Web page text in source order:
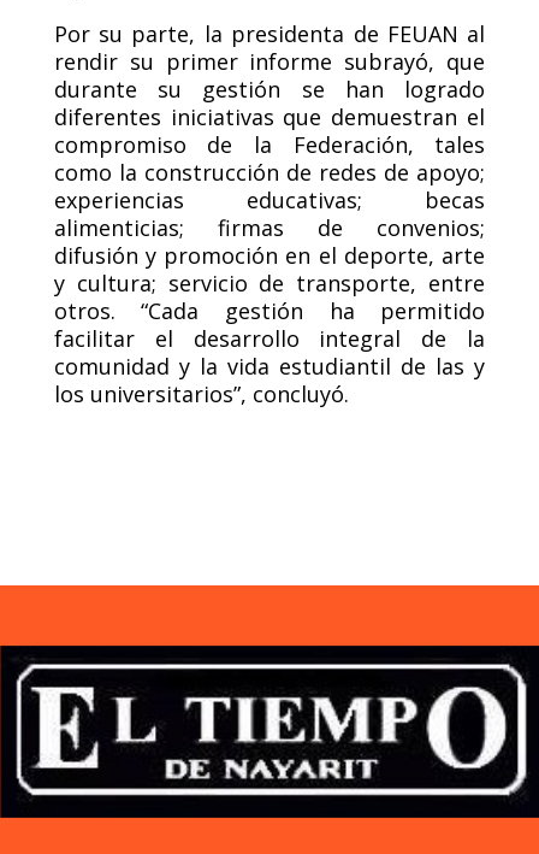
Por su parte, la presidenta de FEUAN al
rendir su primer informe subrayó, que
durante su gestión se han logrado
diferentes iniciativas que demuestran el
compromiso de la Federación, tales
como la construcción de redes de apoyo;
experiencias educativas; becas
alimenticias; firmas de convenios;
difusión y promoción en el deporte, arte
y cultura; servicio de transporte, entre
otros. “Cada gestión ha permitido
facilitar el desarrollo integral de la
comunidad y la vida estudiantil de las y
los universitarios”, concluyó.